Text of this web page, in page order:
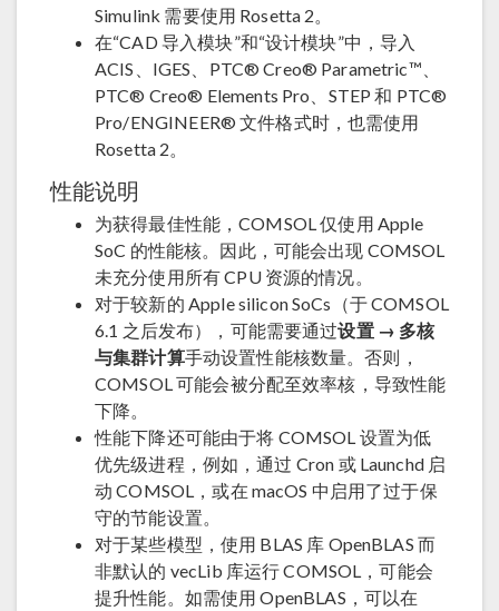
Simulink 需要使用 Rosetta 2。
在“CAD 导入模块”和“设计模块”中，导入
ACIS、IGES、PTC® Creo® Parametric™、
PTC® Creo® Elements Pro、STEP 和 PTC®
Pro/ENGINEER® 文件格式时，也需使用
Rosetta 2。
性能说明
为获得最佳性能，COMSOL 仅使用 Apple
SoC 的性能核。因此，可能会出现 COMSOL
未充分使用所有 CPU 资源的情况。
对于较新的 Apple silicon SoCs（于 COMSOL
6.1 之后发布），可能需要通过设置 → 多核
与集群计算手动设置性能核数量。否则，
COMSOL 可能会被分配至效率核，导致性能
下降。
性能下降还可能由于将 COMSOL 设置为低
优先级进程，例如，通过 Cron 或 Launchd 启
动 COMSOL，或在 macOS 中启用了过于保
守的节能设置。
对于某些模型，使用 BLAS 库 OpenBLAS 而
非默认的 vecLib 库运行 COMSOL，可能会
提升性能。如需使用 OpenBLAS，可以在